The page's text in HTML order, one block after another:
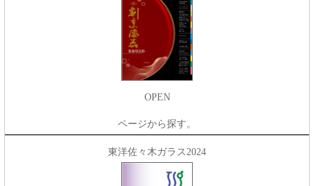
OPEN
ページから探す。
東洋佐々木ガラス2024